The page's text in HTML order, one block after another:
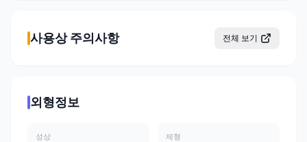
사용상 주의사항 전체 보기
외형정보
성상 제형